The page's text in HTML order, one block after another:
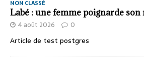
NON CLASSÉ
Labé : une femme poignarde
4 août 2026 0
Article de test postgres